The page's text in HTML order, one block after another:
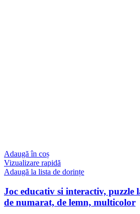
Adaugă în coș
Vizualizare rapidă
Adaugă la lista de dorințe
Joc educativ si interactiv, puzzle
de numarat, de lemn, multicolor